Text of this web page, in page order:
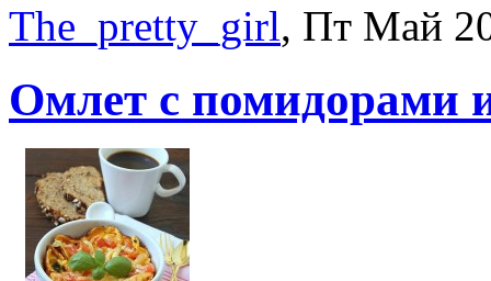
The_pretty_girl, Пт Май
Омлет с помидорами